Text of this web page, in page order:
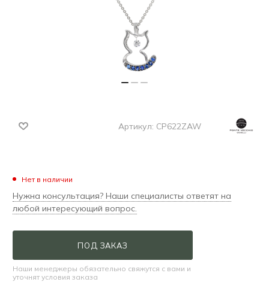
Артикул: CP622ZAW
Нет в наличии
Нужна консультация? Наши специалисты ответят на
любой интересующий вопрос.
ПОД ЗАКАЗ
Наши менеджеры обязательно свяжутся с вами и
уточнят условия заказа